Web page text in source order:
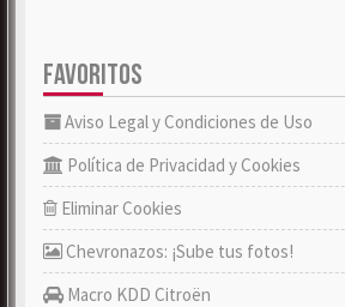
FAVORITOS
Aviso Legal y Condiciones de Uso
Política de Privacidad y Cookies
Eliminar Cookies
Chevronazos: ¡Sube tus fotos!
Macro KDD Citroën